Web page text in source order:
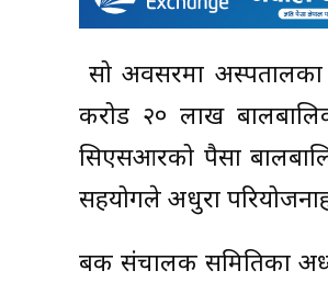
सो अवसरमा अस्पतालका
करोड २० लाख
सिएसआरको पैसा
सहयोगले अधुरा
बैंक संचालक समितिका